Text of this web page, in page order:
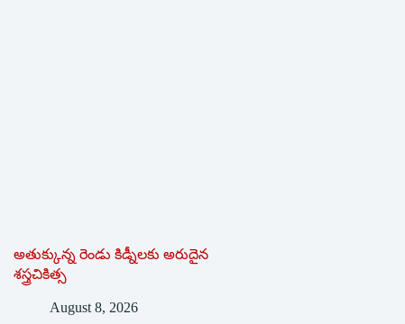
అతుక్కున్న రెండు కిడ్నీలకు అరుదైన
శస్త్రచికిత్స
August 8, 2026